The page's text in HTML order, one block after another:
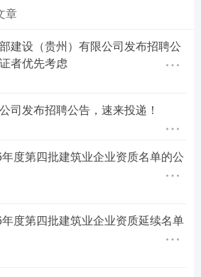
无业绩；有业绩记录企业以“基
评价A等次参考条件。下述“以
含本数。
省实名制数据管理系统”既无当
结转工程项目的企业。
85分以下的企业。
85分以上且95分以下的企业。
95分以上的企业。
中选优的原则，结合“附加
章
建设（贵州）有限公司发布招聘公
者优先考虑
司发布招聘公告，速来投递！
度第四批建筑业企业资质名单的公
度第四批建筑业企业资质延续名单